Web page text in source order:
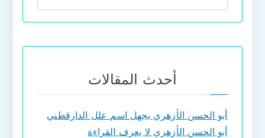
أحدث المقالات
أبو الحسن الأزهري يجهل اسم علل الدارقطني
أبو الحسن الأزهري لا يعرف القراءة